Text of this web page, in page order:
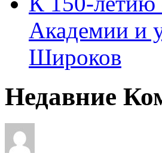
Академии и
Широков
Недавние